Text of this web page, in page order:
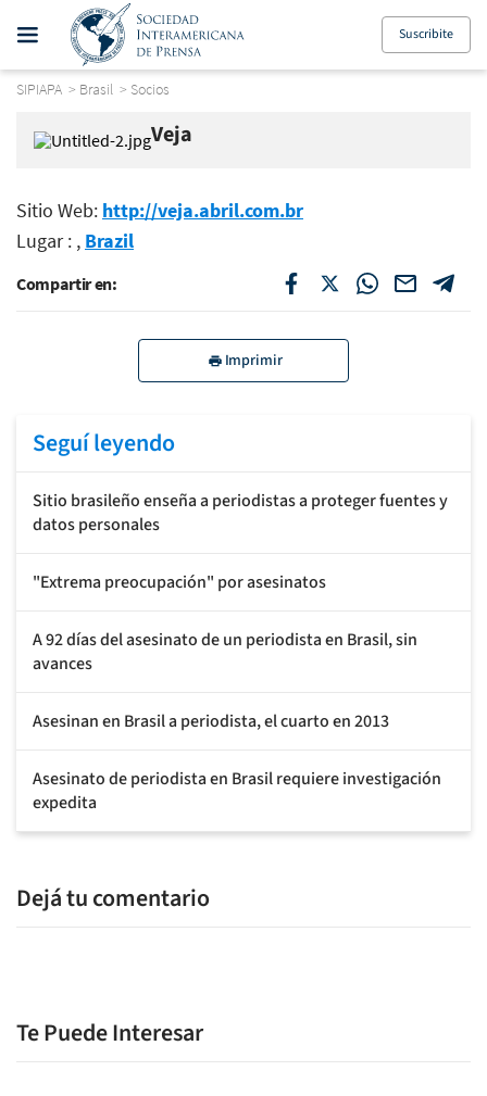
Suscribite
SIPIAPA > Brasil > Socios
Veja
Sitio Web: http://veja.abril.com.br
Lugar : , Brazil
Compartir en:
Imprimir
Seguí leyendo
Sitio brasileño enseña a periodistas a proteger fuentes y
datos personales
"Extrema preocupación" por asesinatos
A 92 días del asesinato de un periodista en Brasil, sin
avances
Asesinan en Brasil a periodista, el cuarto en 2013
Asesinato de periodista en Brasil requiere investigación
expedita
Dejá tu comentario
Te Puede Interesar